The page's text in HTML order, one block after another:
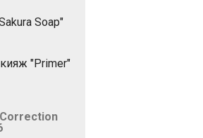
Soap"
"Primer"